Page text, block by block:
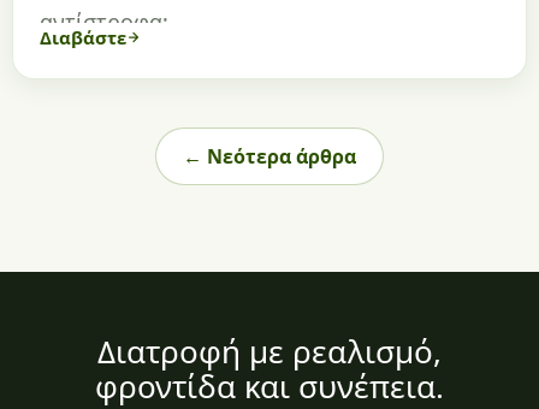
αντίστροφα;
Διαβάστε
← Νεότερα άρθρα
Διατροφή με ρεαλισμό,
φροντίδα και συνέπεια.